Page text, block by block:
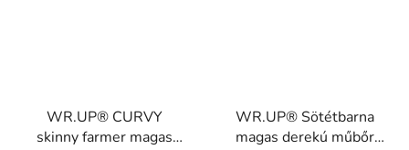
WR.UP® CURVY
skinny farmer magas
WR.UP® Sötétbarna
magas derekú műbőr